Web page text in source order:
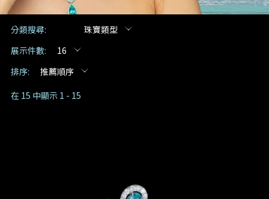
分類搜尋:
珠寶類型
展示件數:
16
排序:
推薦順序
在 15 中顯示 1 - 15
手機號碼* 電郵地址*
預約日期
預約時間